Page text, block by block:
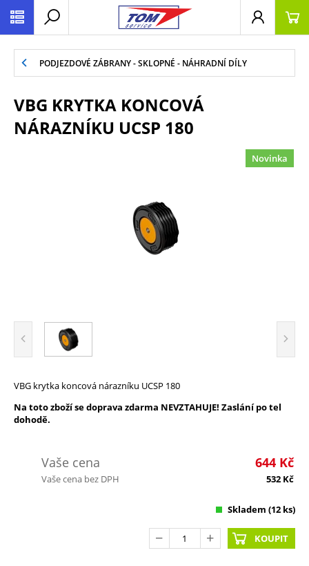
PODJEZDOVÉ ZÁBRANY - SKLOPNÉ - NÁHRADNÍ DÍLY
VBG KRYTKA KONCOVÁ
NÁRAZNÍKU UCSP 180
VBG krytka koncová nárazníku UCSP 180
Na toto zboží se doprava zdarma NEVZTAHUJE! Zaslání po tel
dohodě.
Vaše cena 644 Kč
Vaše cena bez DPH 532 Kč
Skladem (12 ks)
KOUPIT
Novinka